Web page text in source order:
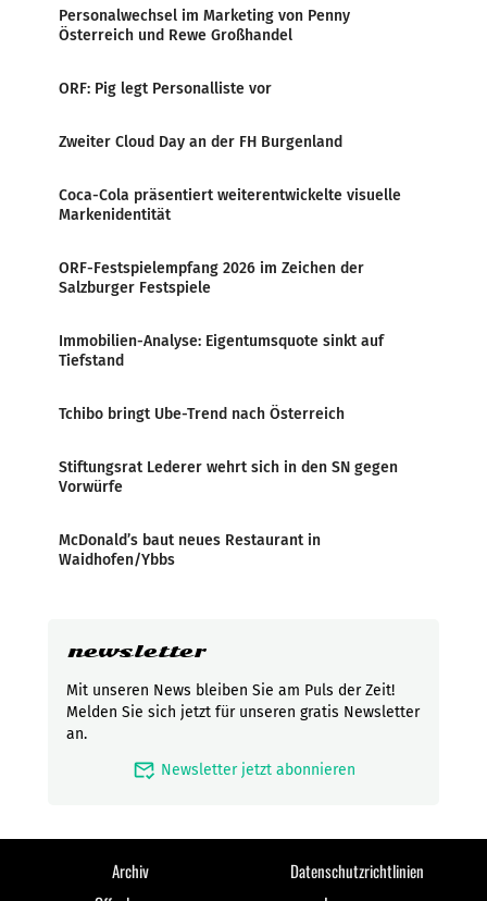
Personalwechsel im Marketing von Penny
Österreich und Rewe Großhandel
ORF: Pig legt Personalliste vor
Zweiter Cloud Day an der FH Burgenland
Coca-Cola präsentiert weiterentwickelte visuelle
Markenidentität
ORF-Festspielempfang 2026 im Zeichen der
Salzburger Festspiele
Immobilien-Analyse: Eigentumsquote sinkt auf
Tiefstand
Tchibo bringt Ube-Trend nach Österreich
Stiftungsrat Lederer wehrt sich in den SN gegen
Vorwürfe
McDonald’s baut neues Restaurant in
Waidhofen/Ybbs
newsletter
Mit unseren News bleiben Sie am Puls der Zeit!
Melden Sie sich jetzt für unseren gratis Newsletter
an.
mark_email_read Newsletter jetzt abonnieren
Archiv
Datenschutzrichtlinien